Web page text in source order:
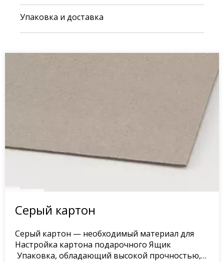
Упаковка и доставка
Серый картон
Серый картон — необходимый материал для
Настройка картона подарочного Ящик
Упаковка, обладающий высокой прочностью,